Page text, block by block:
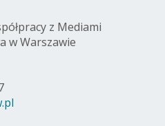
z Mediami
w Warszawie